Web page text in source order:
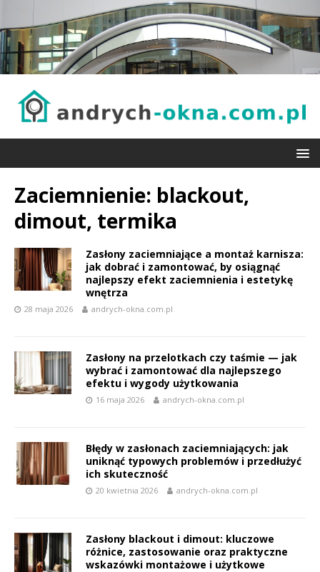
Zaciemnienie: blackout,
dimout, termika
Zasłony zaciemniające a montaż karnisza:
jak dobrać i zamontować, by osiągnąć
najlepszy efekt zaciemnienia i estetykę
wnętrza
28 maja 2026 andrych-okna.com.pl
Zasłony na przelotkach czy taśmie — jak
wybrać i zamontować dla najlepszego
efektu i wygody użytkowania
16 maja 2026 andrych-okna.com.pl
Błędy w zasłonach zaciemniających: jak
uniknąć typowych problemów i przedłużyć
ich skuteczność
20 kwietnia 2026 andrych-okna.com.pl
Zasłony blackout i dimout: kluczowe
różnice, zastosowanie oraz praktyczne
wskazówki montażowe i użytkowe